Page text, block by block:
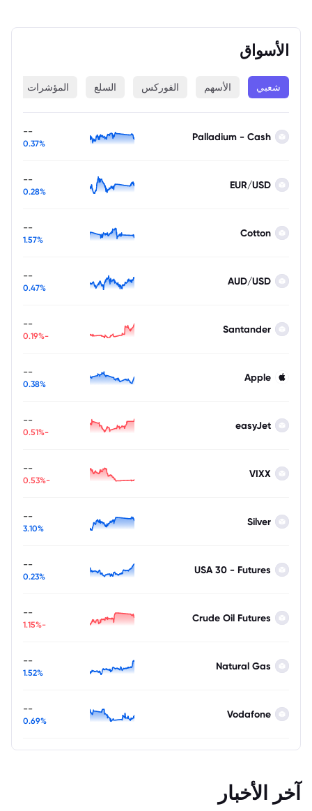
الأسواق
شعبي الأسهم الفوركس السلع المؤشرات
Palladium - Cash
--
0.37%
EUR/USD
--
0.28%
Cotton
--
1.57%
AUD/USD
--
0.47%
Santander
--
-0.19%
Apple
--
0.38%
easyJet
--
-0.51%
VIXX
--
-0.53%
Silver
--
3.10%
USA 30 - Futures
--
0.23%
Crude Oil Futures
--
-1.15%
Natural Gas
--
1.52%
Vodafone
--
0.69%
آخر الأخبار